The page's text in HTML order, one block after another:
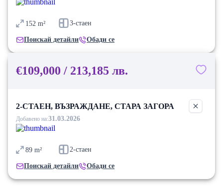
152 m² 3-стаен
Поискай детайли Обади се
€109,000 / 213,185 лв.
2-СТАЕН, ВЪЗРАЖДАНЕ, СТАРА ЗАГОРА
Добавено на:31.03.2026
89 m² 2-стаен
Поискай детайли Обади се